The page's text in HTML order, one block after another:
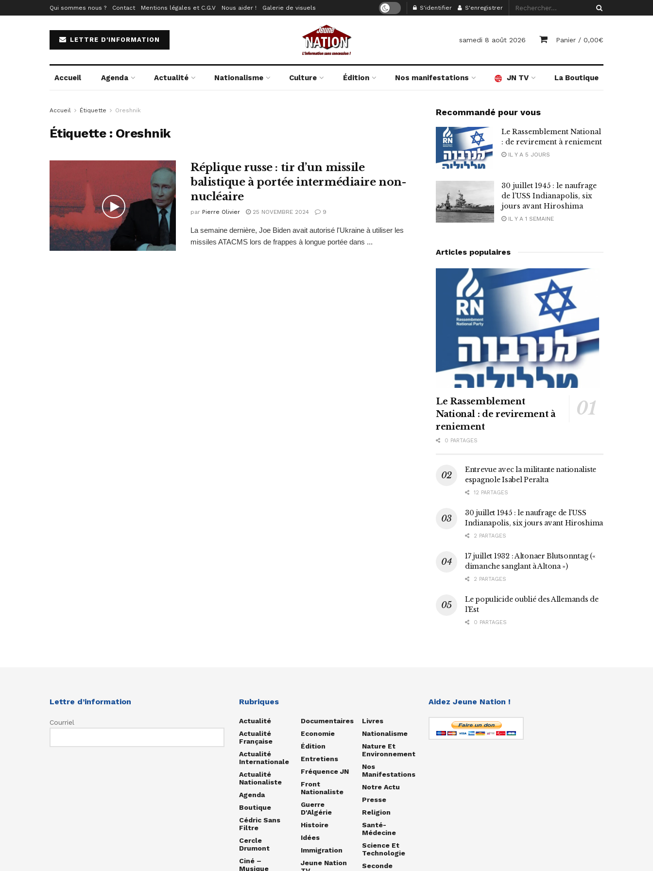
Qui sommes nous ? Contact Mentions légales et C.G.V Nous aider ! Galerie de visuels S'identifier S'enregistrer
LETTRE D'INFORMATION samedi 8 août 2026 Panier / 0,00€
Accueil Agenda Actualité Nationalisme Culture Édition Nos manifestations JN TV La Boutique
Accueil Étiquette Oreshnik
Étiquette : Oreshnik
Réplique russe : tir d’un missile
balistique à portée intermédiaire non-
nucléaire
par Pierre Olivier 25 NOVEMBRE 2024 9
La semaine dernière, Joe Biden avait autorisé l'Ukraine à utiliser les
missiles ATACMS lors de frappes à longue portée dans ...
Recommandé pour vous
Le Rassemblement National
: de revirement à reniement
IL Y A 5 JOURS
30 juillet 1945 : le naufrage
de l’USS Indianapolis, six
jours avant Hiroshima
IL Y A 1 SEMAINE
Articles populaires
Le Rassemblement
National : de revirement à
reniement
0 PARTAGES
Entrevue avec la militante nationaliste
espagnole Isabel Peralta
12 PARTAGES
30 juillet 1945 : le naufrage de l’USS
Indianapolis, six jours avant Hiroshima
2 PARTAGES
17 juillet 1932 : Altonaer Blutsonntag («
dimanche sanglant à Altona »)
2 PARTAGES
Le populicide oublié des Allemands de
l’Est
0 PARTAGES
Lettre d’information
Courriel
Rubriques
Actualité
Actualité
Française
Actualité
Internationale
Actualité
Nationaliste
Agenda
Boutique
Cédric Sans
Filtre
Cercle
Drumont
Ciné –
Musique
Documentaires
Economie
Édition
Entretiens
Fréquence JN
Front
Nationaliste
Guerre
D'Algérie
Histoire
Idées
Immigration
Jeune Nation
Livres
Nationalisme
Nature Et
Environnement
Nos
Manifestations
Notre Actu
Presse
Religion
Santé-
Médecine
Science Et
Technologie
Seconde
Aidez Jeune Nation !